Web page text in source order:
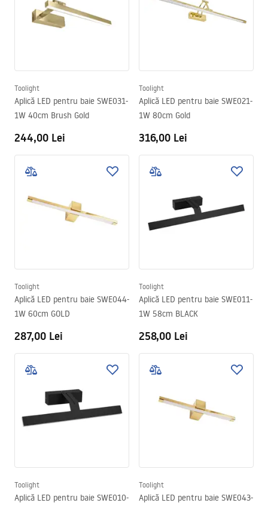
Toolight
Aplică LED pentru baie SWE031-
1W 40cm Brush Gold
244,00 Lei
Toolight
Aplică LED pentru baie SWE021-
1W 80cm Gold
316,00 Lei
Toolight
Aplică LED pentru baie SWE044-
1W 60cm GOLD
287,00 Lei
Toolight
Aplică LED pentru baie SWE011-
1W 58cm BLACK
258,00 Lei
Toolight
Aplică LED pentru baie SWE010-
Toolight
Aplică LED pentru baie SWE043-